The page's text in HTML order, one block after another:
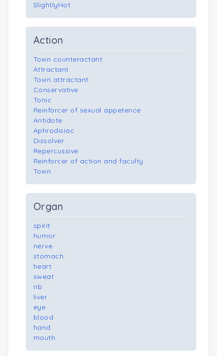
SlightlyHot
Action
Toxin counteractant
Attractant
Toxin attractant
Conservative
Tonic
Reinforcer of sexual appetence
Antidote
Aphrodisiac
Dissolver
Repercussive
Reinforcer of action and faculty
Toxin
Organ
spirit
humor
nerve
stomach
heart
sweat
rib
liver
eye
blood
hand
mouth